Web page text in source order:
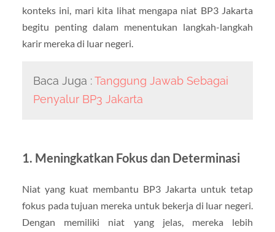
konteks ini, mari kita lihat mengapa niat BP3 Jakarta
begitu penting dalam menentukan langkah-langkah
karir mereka di luar negeri.
Baca Juga :Tanggung Jawab Sebagai
Penyalur BP3 Jakarta
1. Meningkatkan Fokus dan Determinasi
Niat yang kuat membantu BP3 Jakarta untuk tetap
fokus pada tujuan mereka untuk bekerja di luar negeri.
Dengan memiliki niat yang jelas, mereka lebih